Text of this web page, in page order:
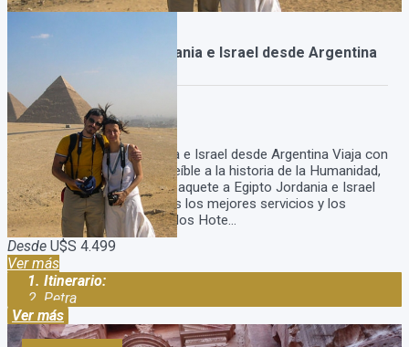
Paquete a Egipto Jordania e Israel desde Argentina
Duración:
19Días18Noches
Paquete a Egipto Jordania e Israel desde Argentina Viaja con
nosotros a este viaje increíble a la historia de la Humanidad,
no te podes perder este Paquete a Egipto Jordania e Israel
desde Argentina, Tenemos los mejores servicios y los
mejores precios, para vuelos Hote...
Desde U$S 4.499
Ver más
Itinerario:
Petra
Ver más